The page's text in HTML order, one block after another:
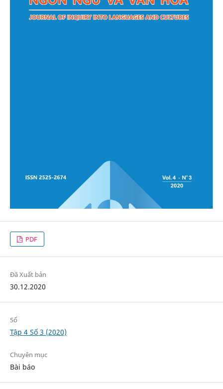
PDF
Đã Xuất bản
30.12.2020
Số
Tập 4 Số 3 (2020)
Chuyên mục
Bài báo